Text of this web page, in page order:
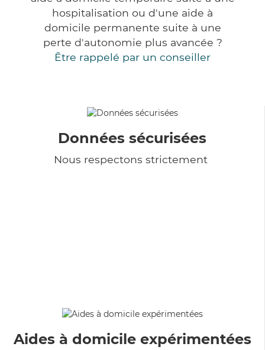
hospitalisation ou d'une aide à
domicile permanente suite à une
perte d'autonomie plus avancée ?
Être rappelé par un conseiller
Données sécurisées
Nous respectons strictement
Aides à domicile expérimentées